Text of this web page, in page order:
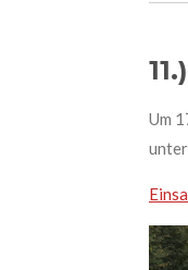
Um